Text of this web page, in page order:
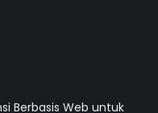
Berbasis Web untuk